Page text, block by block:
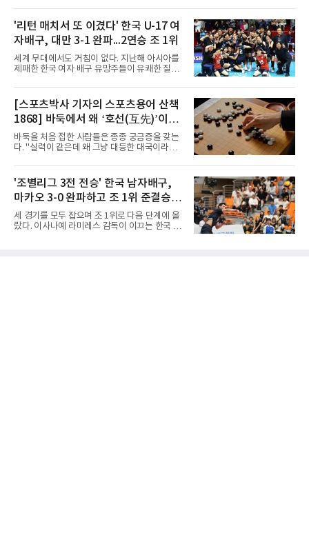
붙는다.C조에서는 양정고가 충주고를 82-35로
크게 꺾고 16강 진출을 확정했다
가 8일 발표한 일정에 따르면 한국은 9월 10일
사우디, 11일 인도네시아, 13일 일본과 차례로
맞붙는다. FIBA 랭킹은 일본 22위, 한국 57위, 사
우디 65위, 인도네시아 94위로, 랭킹과 홈 이점
을 모두 갖춘 일본이 최대 변수다.니콜라이스 마
줄스(라트비아) 감독이 이끄는 대표팀은 지난달
6일 FIBA 월드컵 예선 1라운드 6차전에서 일본
NBA에 도전 중인 이현중을 앞세운 대표팀의 목
표는 우승이다.조별리그는 12
'리턴 매치서 또 이겼다' 한국 U-17 여
자배구, 대만 3-1 완파...2연승 조 1위
세계 무대에서도 거침이 없다. 지난해 아시아를
제패한 한국 여자 배구 유망주들이 유쾌한 질주
이하(U-17) 여자배구대표팀은 8일(한국시간) 칠
레 로스안데스에서 열린 2026 국제배구연맹
(FIVB) U-17 여자 세계선수권대회 조별리그 D조
2차전에서 대만을 세트 점수 3-1(25-19 18-25
25-13 25-15)로 꺾었다. 전날 푸에르토리코를
3-1로 물리쳤던 한국은 2연승으로 조 1위에 올
라 16강 진출에 청신호를 켰다.이날 승리는 남다
3-2로 꺾고 정상에 올랐는데, 세계선수권에서
이뤄진 '리턴 매치'에서도 승리하
[스포츠박사 기자의 스포츠용어 산책
1868] 바둑에서 왜 ‘호선(互先)’이라
말할까
바둑을 처음 접한 사람들은 종종 궁금증을 갖는
다. "실력이 같은데 왜 그냥 대등한 대국이라고
‘바둑에서 왜 ‘대국(對局)’이라 말할까‘ 참조)'호
선(互先)'은 한자로 '서로 호(互)', '먼저 선(先)'을
쓴다. 직역하면 '서로 먼저 둔다'는 뜻이다. 여기
서 '서로 먼저 둔다'는 표현은 한 판에서 두 사람
이 동시에 선수를 잡는다는 의미가 아니다. 중국
과 일본의 고대 바둑에서 실력이 같은 사람끼리
는 여러 판을 둘 때 흑(선수)을 번갈아 맡았다는
'조별리그 3전 전승' 한국 남자배구,
마카오 3-0 완파하고 조 1위 준결승
진출
세 경기를 모두 잡으며 조 1위로 다음 단계에 올
랐다. 이사나예 라미레스 감독이 이끄는 한국 남